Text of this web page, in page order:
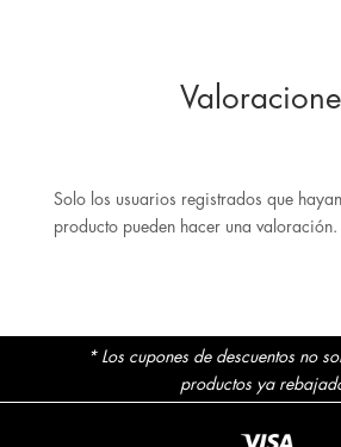
Solo los usuarios registrados que
producto pueden hacer una valoración.
* Los cupones de descuentos no
productos ya